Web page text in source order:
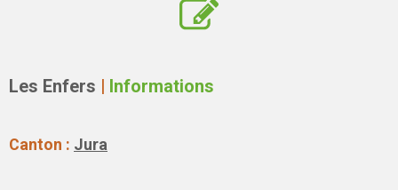
Les Enfers | Informations
Canton : Jura